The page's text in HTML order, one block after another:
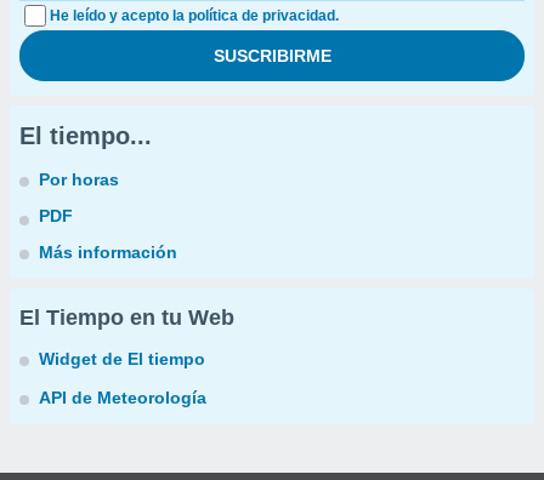
He leído y acepto la política de privacidad.
El tiempo...
Por horas
PDF
Más información
El Tiempo en tu Web
Widget de El tiempo
API de Meteorología